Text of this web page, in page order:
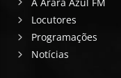
Locutores
Programações
Notícias